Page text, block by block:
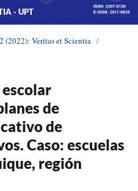
- UPT
(2022): Veritas et Scientia /
de
de
Caso: escuelas
región